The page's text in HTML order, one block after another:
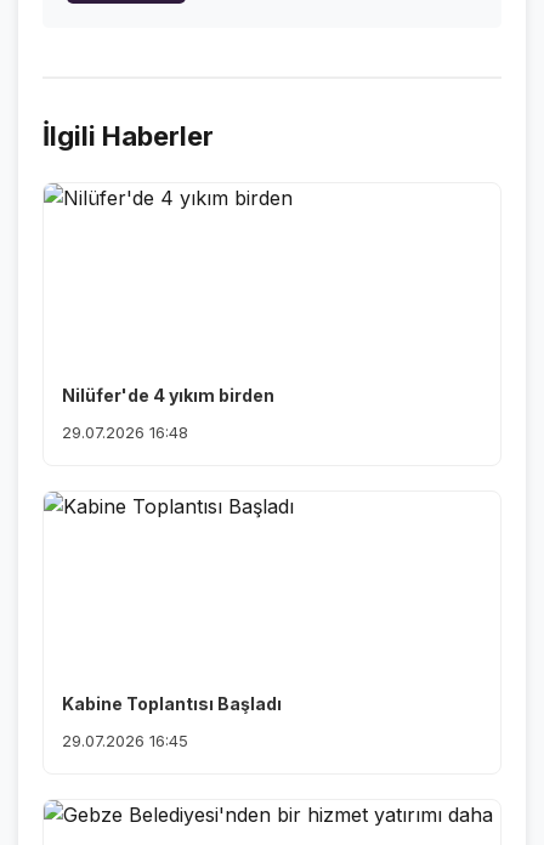
İlgili Haberler
Nilüfer'de 4 yıkım birden
29.07.2026 16:48
Kabine Toplantısı Başladı
29.07.2026 16:45